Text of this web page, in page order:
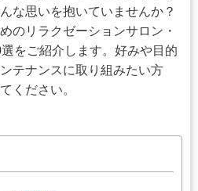
な思いを抱いていませんか？
のリラクゼーションサロン・
をご紹介します。好みや目的
テナンスに取り組みたい方
ください。